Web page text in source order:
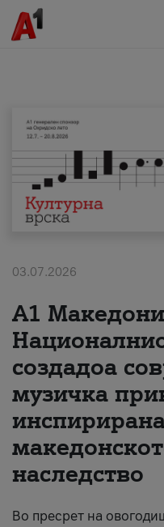
МК EN
Приватни
Надополни кредит
За нас
#ПодобарОнлајн
03.07.2026
А1
создадоа
музичка
наследство
Во пресрет на